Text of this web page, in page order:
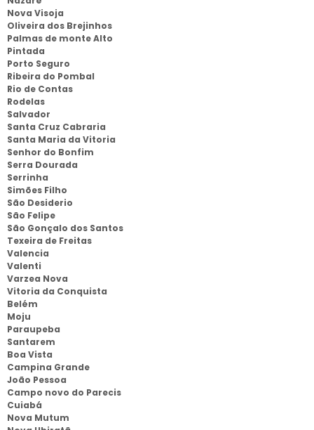
Nova Visoja
Oliveira dos Brejinhos
Palmas de monte Alto
Pintada
Porto Seguro
Ribeira do Pombal
Rio de Contas
Rodelas
Salvador
Santa Cruz Cabraria
Santa Maria da Vitoria
Senhor do Bonfim
Serra Dourada
Serrinha
Simões Filho
São Desiderio
São Felipe
São Gonçalo dos Santos
Texeira de Freitas
Valencia
Valenti
Varzea Nova
Vitoria da Conquista
Belém
Moju
Paraupeba
Santarem
Boa Vista
Campina Grande
João Pessoa
Campo novo do Parecis
Cuiabá
Nova Mutum